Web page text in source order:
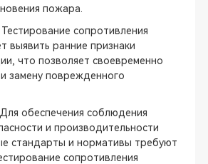
пожара.
сопротивления
выявить ранние признаки
что позволяет своевременно
замену поврежденного
обеспечения соблюдения
и производительности
стандарты и нормативы требуют
сопротивления